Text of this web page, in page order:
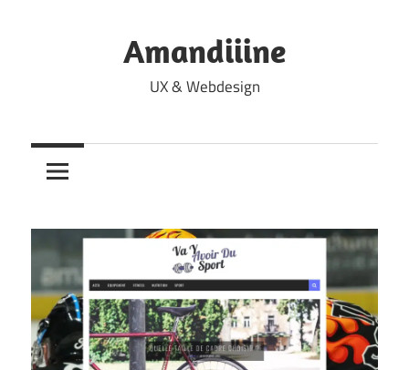
Amandiiine
UX & Webdesign